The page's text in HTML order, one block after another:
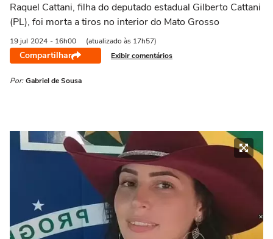
Raquel Cattani, filha do deputado estadual Gilberto Cattani
(PL), foi morta a tiros no interior do Mato Grosso
19 jul 2024 - 16h00 (atualizado às 17h57)
Compartilhar Exibir comentários
Por: Gabriel de Sousa